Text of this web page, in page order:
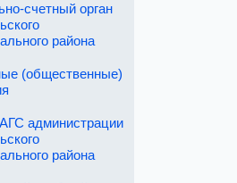
счетный орган
района
(общественные)
администрации
района